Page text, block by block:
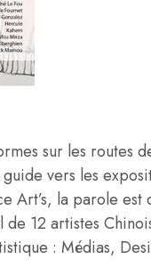
sur les
vers les
Art’s, la parole
12 artistes
: Médias,